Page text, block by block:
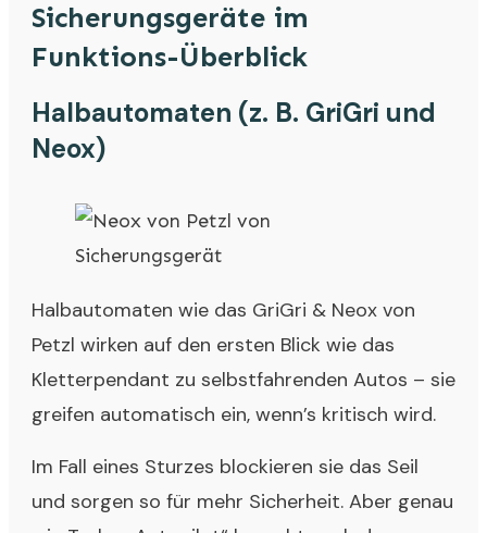
Sicherungsgeräte im
Funktions-Überblick
Halbautomaten (z. B. GriGri und
Neox)
Halbautomaten wie das GriGri & Neox von
Petzl wirken auf den ersten Blick wie das
Kletterpendant zu selbstfahrenden Autos – sie
greifen automatisch ein, wenn’s kritisch wird.
Im Fall eines Sturzes blockieren sie das Seil
und sorgen so für mehr Sicherheit. Aber genau